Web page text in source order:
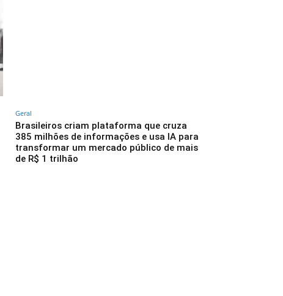
Geral
Brasileiros criam plataforma que cruza
385 milhões de informações e usa IA para
transformar um mercado público de mais
de R$ 1 trilhão